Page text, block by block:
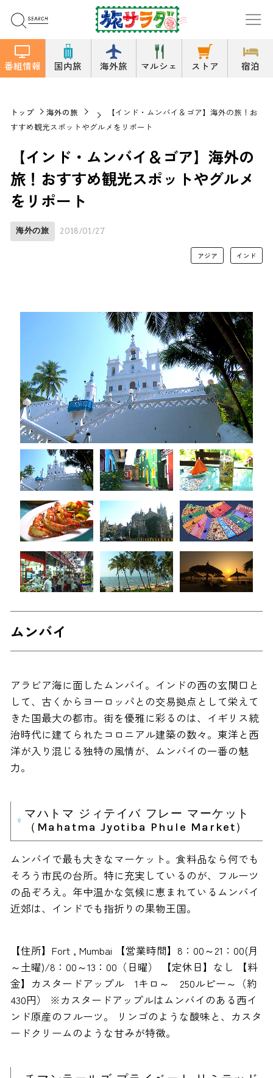
番組情報 国内旅 海外旅 マルシェ ストア 宿泊
トップ 海外の旅
【インド・ムンバイ＆ゴア】海外の旅！お
すすめ観光スポットやグルメをリポート
【インド・ムンバイ＆ゴア】海外の
旅！おすすめ観光スポットやグルメ
をリポート
海外の旅 2018/01/27
アジア インド
ムンバイ
アラビア海に面したムンバイ。インドの西の玄関口と
して、古くからヨーロッパとの交易拠点として栄えて
きた国最大の都市。街を優雅に彩るのは、イギリス統
治時代に建てられたコロニアル建築の数々。東洋と西
洋が入り混じる独特の風情が、ムンバイの一番の魅
力。
マハトマ ジィテイバ フレー マーケット
（Mahatma Jyotiba Phule Market）
ムンバイで最も大きなマーケット。食料品なら何でも
そろう市民の台所。特に充実しているのが、フルーツ
の品ぞろえ。年中温かな気候に恵まれているムンバイ
近郊は、インドでも指折りの果物王国。
【住所】Fort , Mumbai 【営業時間】8：00～21：00(月
～土曜)/8：00～13：00（日曜） 【定休日】なし 【料
金】カスタードアップル 1キロ～ 250ルピー～（約
430円） ※カスタードアップルはムンバイのある西イ
ンド原産のフルーツ。 リンゴのような酸味と、カスタ
ードクリームのような甘みが特徴。